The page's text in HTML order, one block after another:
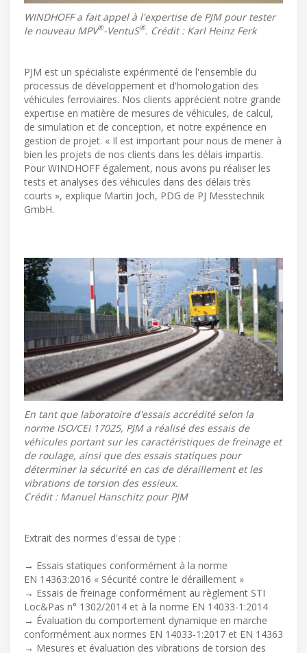
WINDHOFF a fait appel à l'expertise de PJM pour tester
le nouveau MPV®-VentuS®. Crédit : Karl Heinz Ferk
PJM est un spécialiste expérimenté de l'ensemble du
processus de développement et d'homologation des
véhicules ferroviaires. Nos clients apprécient notre grande
expertise en matière de mesures de véhicules, de calcul,
de simulation et de conception, et notre expérience en
gestion de projet. « Il est important pour nous de mener à
bien les projets de nos clients dans les délais impartis.
Pour WINDHOFF également, nous avons pu réaliser les
tests et analyses des véhicules dans des délais très
courts », explique Martin Joch, PDG de PJ Messtechnik
GmbH.
En tant que laboratoire d'essais accrédité selon la
norme ISO/CEI 17025, PJM a réalisé des essais de
véhicules portant sur les caractéristiques de freinage et
de roulage, ainsi que des essais statiques pour
déterminer la sécurité en cas de déraillement et les
vibrations de torsion des essieux.
Crédit : Manuel Hanschitz pour PJM
Extrait des normes d'essai de type :
→ Essais statiques conformément à la norme
EN 14363:2016 « Sécurité contre le déraillement »
→ Essais de freinage conformément au règlement STI
Loc&Pas n° 1302/2014 et à la norme EN 14033-1:2014
→ Évaluation du comportement dynamique en marche
conformément aux normes EN 14033-1:2017 et EN 14363
→ Mesures et évaluation des vibrations de torsion des